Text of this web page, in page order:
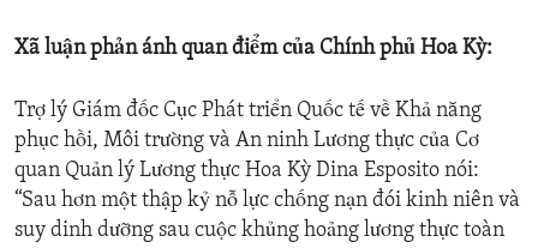
Xã luận phản ánh quan điểm của Chính phủ Hoa Kỳ:
Trợ lý Giám đốc Cục Phát triển Quốc tế về Khả năng
phục hồi, Môi trường và An ninh Lương thực của Cơ
quan Quản lý Lương thực Hoa Kỳ Dina Esposito nói:
“Sau hơn một thập kỷ nỗ lực chống nạn đói kinh niên và
suy dinh dưỡng sau cuộc khủng hoảng lương thực toàn